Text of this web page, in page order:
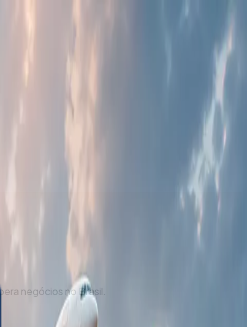
negócios no Brasil.